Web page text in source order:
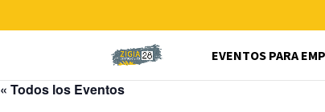
EVENTOS PARA
« Todos los Eventos